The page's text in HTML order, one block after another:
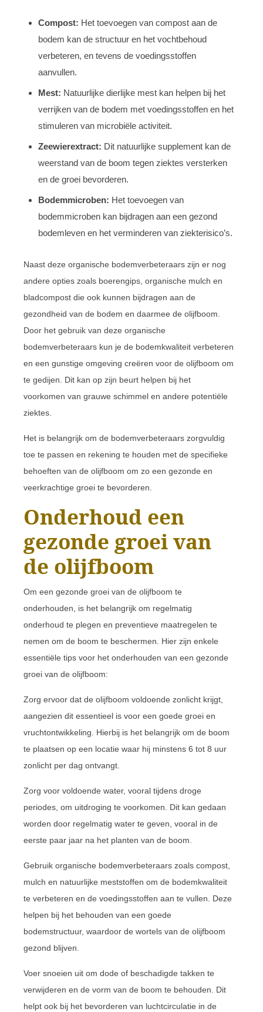
Compost: Het toevoegen van compost aan de
bodem kan de structuur en het vochtbehoud
verbeteren, en tevens de voedingsstoffen
aanvullen.
Mest: Natuurlijke dierlijke mest kan helpen bij het
verrijken van de bodem met voedingsstoffen en het
stimuleren van microbiële activiteit.
Zeewierextract: Dit natuurlijke supplement kan de
weerstand van de boom tegen ziektes versterken
en de groei bevorderen.
Bodemmicroben: Het toevoegen van
bodemmicroben kan bijdragen aan een gezond
bodemleven en het verminderen van ziekterisico’s.
Naast deze organische bodemverbeteraars zijn er nog
andere opties zoals boerengips, organische mulch en
bladcompost die ook kunnen bijdragen aan de
gezondheid van de bodem en daarmee de olijfboom.
Door het gebruik van deze organische
bodemverbeteraars kun je de bodemkwaliteit verbeteren
en een gunstige omgeving creëren voor de olijfboom om
te gedijen. Dit kan op zijn beurt helpen bij het
voorkomen van grauwe schimmel en andere potentiële
ziektes.
Het is belangrijk om de bodemverbeteraars zorgvuldig
toe te passen en rekening te houden met de specifieke
behoeften van de olijfboom om zo een gezonde en
veerkrachtige groei te bevorderen.
Onderhoud een
gezonde groei van
de olijfboom
Om een gezonde groei van de olijfboom te
onderhouden, is het belangrijk om regelmatig
onderhoud te plegen en preventieve maatregelen te
nemen om de boom te beschermen. Hier zijn enkele
essentiële tips voor het onderhouden van een gezonde
groei van de olijfboom:
Zorg ervoor dat de olijfboom voldoende zonlicht krijgt,
aangezien dit essentieel is voor een goede groei en
vruchtontwikkeling. Hierbij is het belangrijk om de boom
te plaatsen op een locatie waar hij minstens 6 tot 8 uur
zonlicht per dag ontvangt.
Zorg voor voldoende water, vooral tijdens droge
periodes, om uitdroging te voorkomen. Dit kan gedaan
worden door regelmatig water te geven, vooral in de
eerste paar jaar na het planten van de boom.
Gebruik organische bodemverbeteraars zoals compost,
mulch en natuurlijke meststoffen om de bodemkwaliteit
te verbeteren en de voedingsstoffen aan te vullen. Deze
helpen bij het behouden van een goede
bodemstructuur, waardoor de wortels van de olijfboom
gezond blijven.
Voer snoeien uit om dode of beschadigde takken te
verwijderen en de vorm van de boom te behouden. Dit
helpt ook bij het bevorderen van luchtcirculatie in de